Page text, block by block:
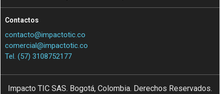
Contactos
contacto@impactotic.co
comercial@impactotic.co
Tel. (57) 3108752177
Impacto TIC SAS. Bogotá, Colombia. Derechos Reservados.